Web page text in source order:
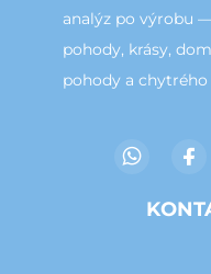
analýz po výrobu
pohody, krásy,
pohody a